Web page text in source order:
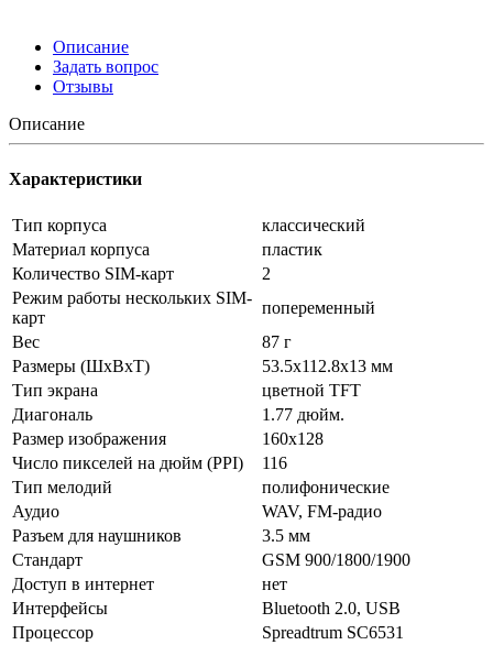
Описание
Задать вопрос
Отзывы
Описание
Характеристики
Тип корпуса
классический
Материал корпуса
пластик
Количество SIM-карт
2
Режим работы нескольких SIM-
карт
попеременный
Вес
87 г
Размеры (ШxВxТ)
53.5x112.8x13 мм
Тип экрана
цветной TFT
Диагональ
1.77 дюйм.
Размер изображения
160x128
Число пикселей на дюйм (PPI)
116
Тип мелодий
полифонические
Аудио
WAV, FM-радио
Разъем для наушников
3.5 мм
Стандарт
GSM 900/1800/1900
Доступ в интернет
нет
Интерфейсы
Bluetooth 2.0, USB
Процессор
Spreadtrum SC6531